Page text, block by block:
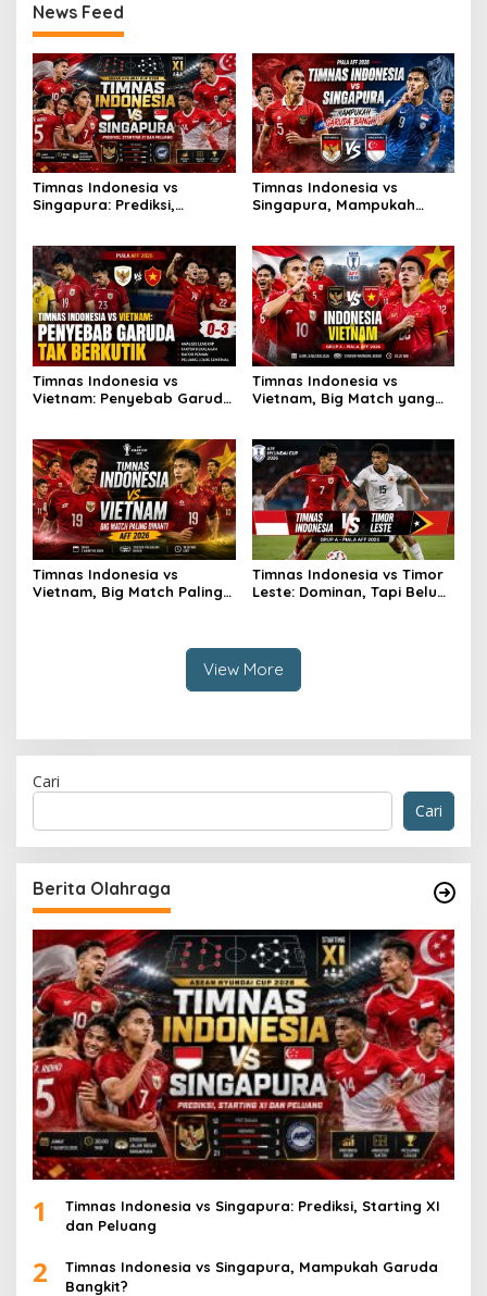
News Feed
Timnas Indonesia vs
Singapura: Prediksi,
Timnas Indonesia vs
Singapura, Mampukah
Timnas Indonesia vs
Vietnam: Penyebab Garuda
Timnas Indonesia vs
Vietnam, Big Match yang
Timnas Indonesia vs
Vietnam, Big Match Paling
Timnas Indonesia vs Timor
Leste: Dominan, Tapi Belum
View More
Cari
Cari
Berita Olahraga
1
Timnas Indonesia vs Singapura: Prediksi, Starting XI
dan Peluang
2
Timnas Indonesia vs Singapura, Mampukah Garuda
Bangkit?